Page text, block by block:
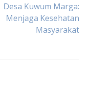
Desa Kuwum Marga:
Menjaga Kesehatan
Masyarakat